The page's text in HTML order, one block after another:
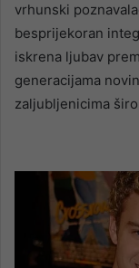
vrhunski
besprijekoran
iskrena ljubav
generacijama
zaljubljenicima